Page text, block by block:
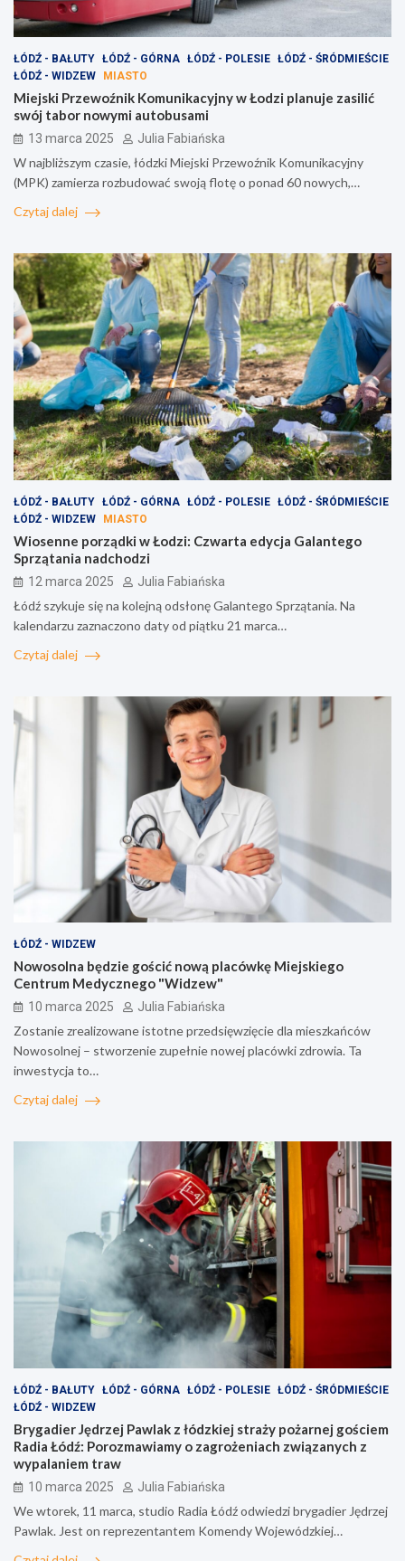
ŁÓDŹ - BAŁUTY ŁÓDŹ - GÓRNA ŁÓDŹ - POLESIE ŁÓDŹ - ŚRÓDMIEŚCIE
ŁÓDŹ - WIDZEW
MIASTO
Miejski Przewoźnik Komunikacyjny w Łodzi planuje zasilić
swój tabor nowymi autobusami
13 marca 2025 Julia Fabiańska
W najbliższym czasie, łódzki Miejski Przewoźnik Komunikacyjny
(MPK) zamierza rozbudować swoją flotę o ponad 60 nowych,…
Czytaj dalej
ŁÓDŹ - BAŁUTY ŁÓDŹ - GÓRNA ŁÓDŹ - POLESIE ŁÓDŹ - ŚRÓDMIEŚCIE
ŁÓDŹ - WIDZEW
MIASTO
Wiosenne porządki w Łodzi: Czwarta edycja Galantego
Sprzątania nadchodzi
12 marca 2025 Julia Fabiańska
Łódź szykuje się na kolejną odsłonę Galantego Sprzątania. Na
kalendarzu zaznaczono daty od piątku 21 marca…
Czytaj dalej
ŁÓDŹ - WIDZEW
Nowosolna będzie gościć nową placówkę Miejskiego
Centrum Medycznego "Widzew"
10 marca 2025 Julia Fabiańska
Zostanie zrealizowane istotne przedsięwzięcie dla mieszkańców
Nowosolnej – stworzenie zupełnie nowej placówki zdrowia. Ta
inwestycja to…
Czytaj dalej
ŁÓDŹ - BAŁUTY ŁÓDŹ - GÓRNA ŁÓDŹ - POLESIE ŁÓDŹ - ŚRÓDMIEŚCIE
ŁÓDŹ - WIDZEW
Brygadier Jędrzej Pawlak z łódzkiej straży pożarnej gościem
Radia Łódź: Porozmawiamy o zagrożeniach związanych z
wypalaniem traw
10 marca 2025 Julia Fabiańska
We wtorek, 11 marca, studio Radia Łódź odwiedzi brygadier Jędrzej
Pawlak. Jest on reprezentantem Komendy Wojewódzkiej…